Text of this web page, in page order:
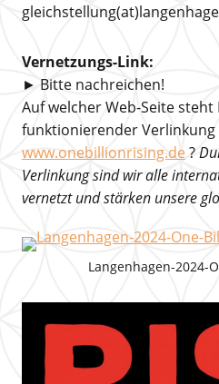
Vernetzungs-Link:
► Bitte nachreichen!
Auf welcher Web-Seite steht
funktionierender Verlinkung
www.onebillionrising.de ?
Verlinkung sind wir alle
vernetzt und stärken unsere
Langenhagen-2024-